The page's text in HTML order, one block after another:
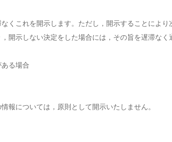
くこれを開示します。ただし，開示することにより
開示しない決定をした場合には，その旨を遅滞なく
る場合
報については，原則として開示いたしません。